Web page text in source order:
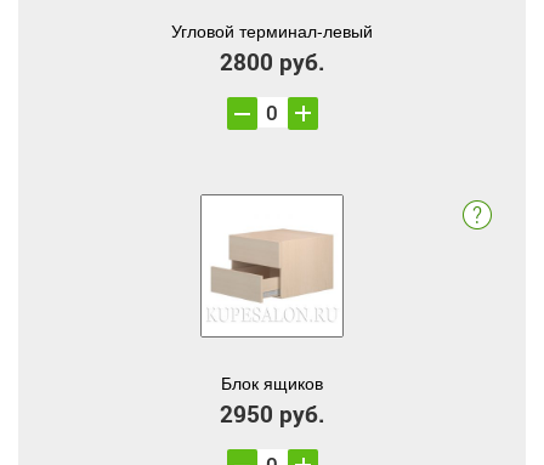
Угловой терминал-левый
2800 руб.
Блок ящиков
2950 руб.